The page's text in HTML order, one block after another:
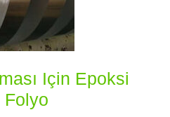
Için Epoksi
Folyo